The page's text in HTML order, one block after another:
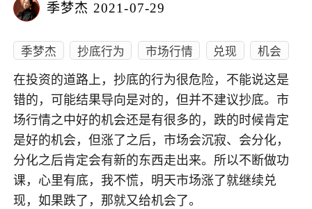
季梦杰 2021-07-29
季梦杰 抄底行为 市场行情 兑现 机会
在投资的道路上，抄底的行为很危险，不能说这是
错的，可能结果导向是对的，但并不建议抄底。市
场行情之中好的机会还是有很多的，跌的时候肯定
是好的机会，但涨了之后，市场会沉寂、会分化，
分化之后肯定会有新的东西走出来。所以不断做功
课，心里有底，我不慌，明天市场涨了就继续兑
现，如果跌了，那就又给机会了。